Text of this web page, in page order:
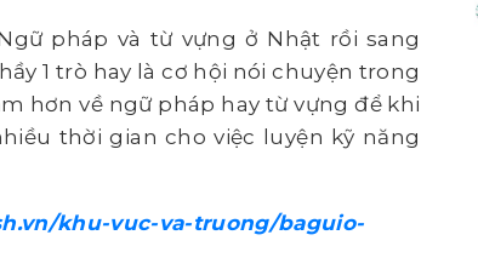
pháp và từ vựng ở Nhật rồi sang
1 trò hay là cơ hội nói chuyện trong
hơn về ngữ pháp hay từ vựng để khi
thời gian cho việc luyện kỹ năng
khu-vuc-va-truong/baguio-